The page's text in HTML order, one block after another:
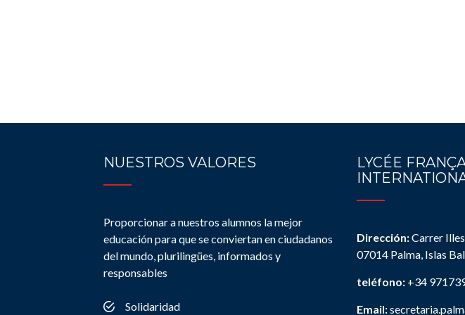
NUESTROS VALORES
Proporcionar a nuestros alumnos la mejor
educación para que se conviertan en ciudadanos
del mundo, plurilingües, informados y
responsables
Solidaridad
LYCÉE
Dirección:Carrer
07014 Palma, Islas
teléfono: +34
Email: